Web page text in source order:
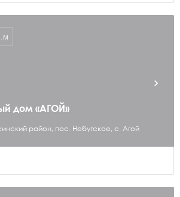
дом «АГОЙ»
район, пос. Небугское, с. Агой